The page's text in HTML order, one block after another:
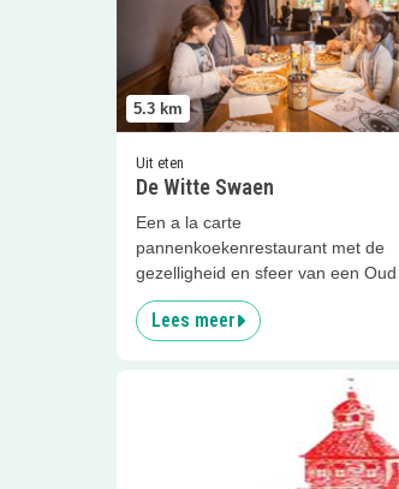
5.3 km
Uit eten
De Witte Swaen
Een a la carte
pannenkoekenrestaurant met de
gezelligheid en sfeer van een Oud
Hollandse huiskamer!
Lees meer
Voetbal bij DRC